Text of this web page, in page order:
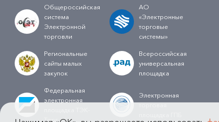
Общероссийская
система
Электронной
торговли
АО
«Электронные
торговые
системы»
Региональные
сайты малых
закупок
Всероссийская
универсальная
площадка
Федеральная
электронная
Торг
Электронная
торговая